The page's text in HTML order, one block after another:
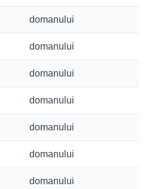
domanului
domanului
domanului
domanului
domanului
domanului
domanului